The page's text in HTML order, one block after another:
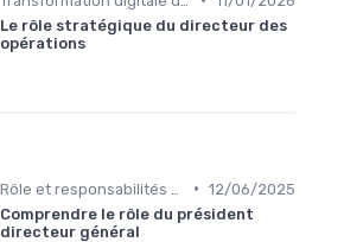
Le rôle stratégique du directeur des
opérations
• 12/06/2025
Comprendre le rôle du président
directeur général